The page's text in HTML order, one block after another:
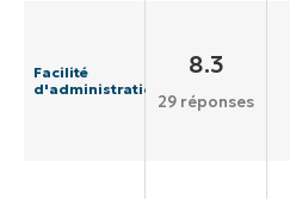
Facilité
d'administration
8.3
29 réponses